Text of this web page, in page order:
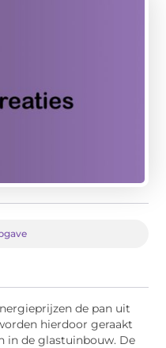
de pan uit
hierdoor geraakt
in de glastuinbouw. De